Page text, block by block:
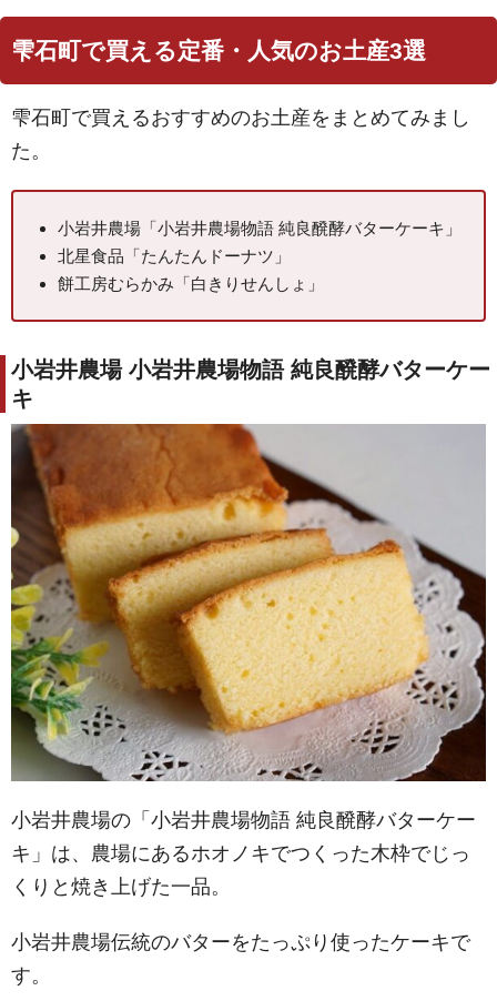
雫石町で買える定番・人気のお土産3選
雫石町で買えるおすすめのお土産をまとめてみまし
た。
小岩井農場「小岩井農場物語 純良醗酵バターケーキ」
北星食品「たんたんドーナツ」
餅工房むらかみ「白きりせんしょ」
小岩井農場 小岩井農場物語 純良醗酵バターケー
キ
小岩井農場の「小岩井農場物語 純良醗酵バターケー
キ」は、農場にあるホオノキでつくった木枠でじっ
くりと焼き上げた一品。
小岩井農場伝統のバターをたっぷり使ったケーキで
す。